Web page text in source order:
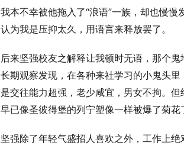
我本不幸被他拖入了“浪语”一族，却也慢
认为我是压抑太久，用语言来释放罢了。
后来坚强校友之解释让我顿时无语，那个
长期观察发现，在各种来社学习的小鬼头
是交往能力超强，老少咸宜，男女不拘。
早已像圣彼得堡的列宁塑像一样被爆了菊花
坚强除了年轻气盛招人喜欢之外，工作上